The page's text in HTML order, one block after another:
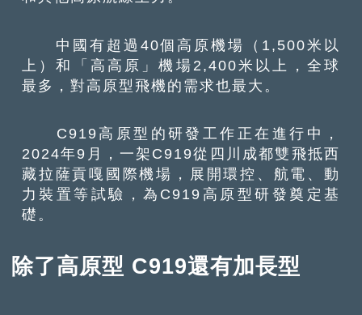
中國有超過40個高原機場（1,500米以
上）和「高高原」機場2,400米以上，全球
最多，對高原型飛機的需求也最大。
C919高原型的研發工作正在進行中，
2024年9月，一架C919從四川成都雙飛抵西
藏拉薩貢嘎國際機場，展開環控、航電、動
力裝置等試驗，為C919高原型研發奠定基
礎。
除了高原型 C919還有加長型